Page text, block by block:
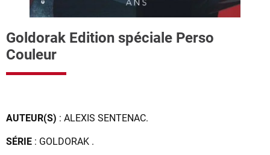
Goldorak Edition spéciale Perso
Couleur
AUTEUR(S) : ALEXIS SENTENAC.
SÉRIE : GOLDORAK .